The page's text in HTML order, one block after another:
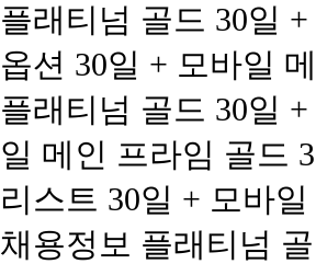
플래티넘 골드 30일
옵션 30일 + 모바일
플래티넘 골드 30일
일 메인 프라임 골드
리스트 30일 + 모바
채용정보 플래티넘